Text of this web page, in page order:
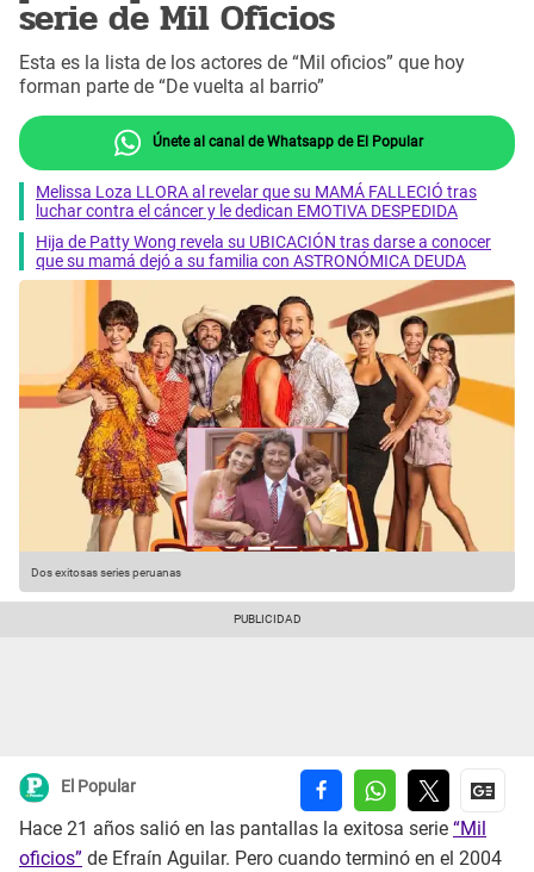
serie de Mil Oficios
Esta es la lista de los actores de “Mil oficios” que hoy
forman parte de “De vuelta al barrio”
Únete al canal de Whatsapp de El Popular
Melissa Loza LLORA al revelar que su MAMÁ FALLECIÓ tras
luchar contra el cáncer y le dedican EMOTIVA DESPEDIDA
Hija de Patty Wong revela su UBICACIÓN tras darse a conocer
que su mamá dejó a su familia con ASTRONÓMICA DEUDA
Dos exitosas series peruanas
El Popular
Hace 21 años salió en las pantallas la exitosa serie “Mil
oficios” de Efraín Aguilar. Pero cuando terminó en el 2004